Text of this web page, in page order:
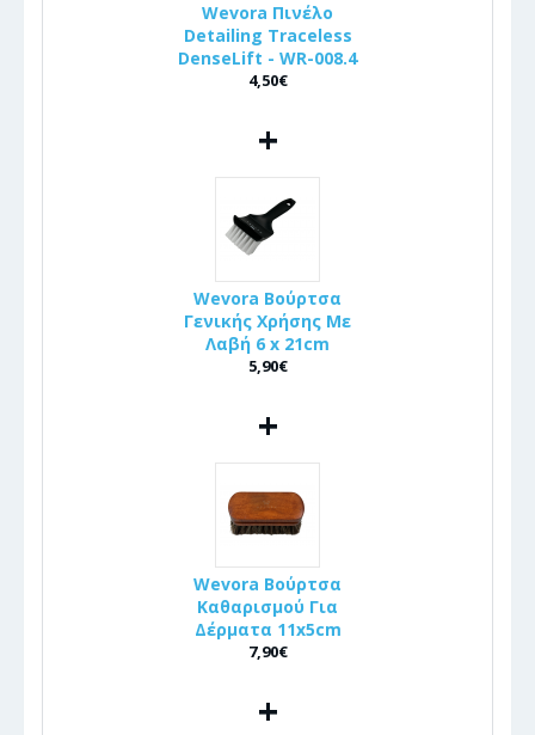
Wevora Πινέλo
Detailing Traceless
DenseLift - WR-008.4
4,50€
+
Wevora Βούρτσα
Γενικής Χρήσης Με
Λαβή 6 x 21cm
5,90€
+
Wevora Βούρτσα
Καθαρισμού Για
Δέρματα 11x5cm
7,90€
+